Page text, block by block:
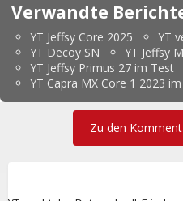
Verwandte
YT Jeffsy Core 2025
YT
YT Decoy SN
YT Jeffsy
YT Jeffsy Primus 27 im Test
YT Capra MX Core 1 2023